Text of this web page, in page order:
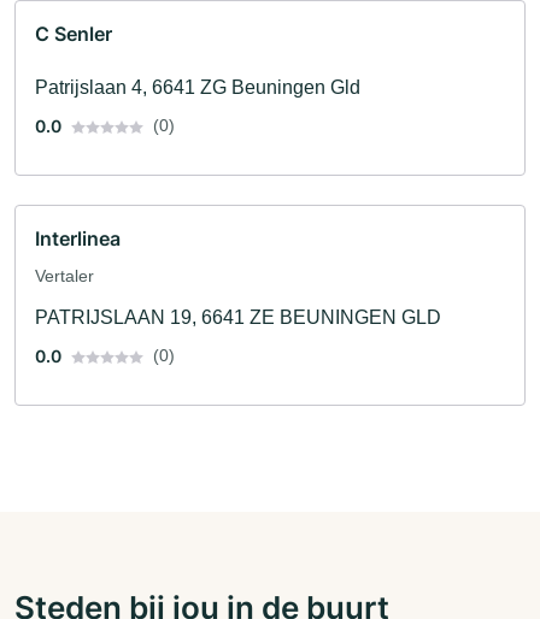
C Senler
Patrijslaan 4, 6641 ZG Beuningen Gld
0.0
(0)
Interlinea
Vertaler
PATRIJSLAAN 19, 6641 ZE BEUNINGEN GLD
0.0
(0)
Steden bij jou in de buurt